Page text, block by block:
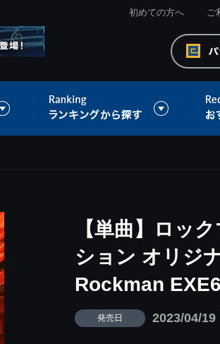
初めての方へ ご
【単曲】ロッ
ション オリジ
Rockman
発売日 2023/04/19